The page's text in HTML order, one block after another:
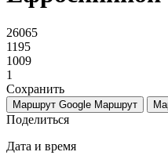
26065
1195
1009
1
Сохранить
Маршрут Google Маршрут
Поделиться
Дата и время